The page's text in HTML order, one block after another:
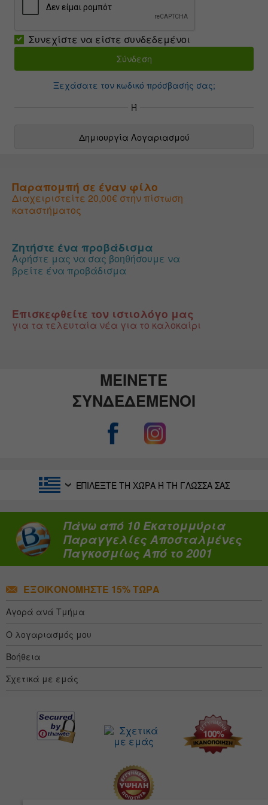
Συνεχίστε να είστε συνδεδεμένοι
Ξεχάσατε τον κωδικό πρόσβασής σας;
Ή
Δημιουργία Λογαριασμού
Παραπομπή σε έναν φίλο
Διαχειριστείτε 20,00€ στην πίστωση
καταστήματος
Ζητήστε ένα προβάδισμα
Αφήστε μας να σας βοηθήσουμε να
βρείτε ένα προβάδισμα
Επισκεφθείτε τον ιστιολόγο μας
για τα τελευταία νέα για το καλοκαίρι
ΜΕΙΝΕΤΕ
ΣΥΝΔΕΔΕΜΕΝΟΙ
ΕΠΙΛΈΞΤΕ ΤΗ ΧΏΡΑ Ή ΤΗ ΓΛΏΣΣΑ ΣΑΣ
Πάνω από 10 Εκατομμύρια
Παραγγελίες Αποσταλμένες
Παγκοσμίως Από το 2001
ΕΞΟΙΚΟΝΟΜΉΣΤΕ 15% ΤΏΡΑ
Αγορά ανά Τμήμα
Ο λογαριασμός μου
Βοήθεια
Σχετικά με εμάς